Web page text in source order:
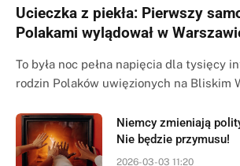
Ucieczka z piekła: Pierwszy
Polakami wylądował w
To była noc pełna napięcia dla tysięcy
rodzin Polaków uwięzionych na Bliskim
Niemcy zmieniają
Nie będzie przymusu!
2026-03-03 11:20